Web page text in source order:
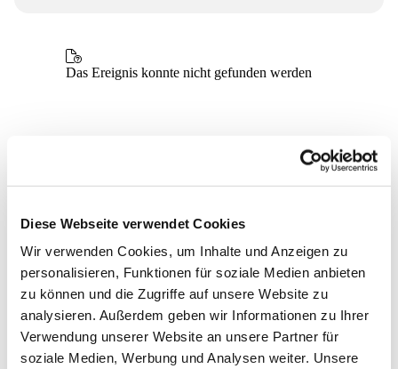
Diese Webseite verwendet Cookies
Wir verwenden Cookies, um Inhalte und Anzeigen zu
personalisieren, Funktionen für soziale Medien anbieten
zu können und die Zugriffe auf unsere Website zu
analysieren. Außerdem geben wir Informationen zu Ihrer
Verwendung unserer Website an unsere Partner für
soziale Medien, Werbung und Analysen weiter. Unsere